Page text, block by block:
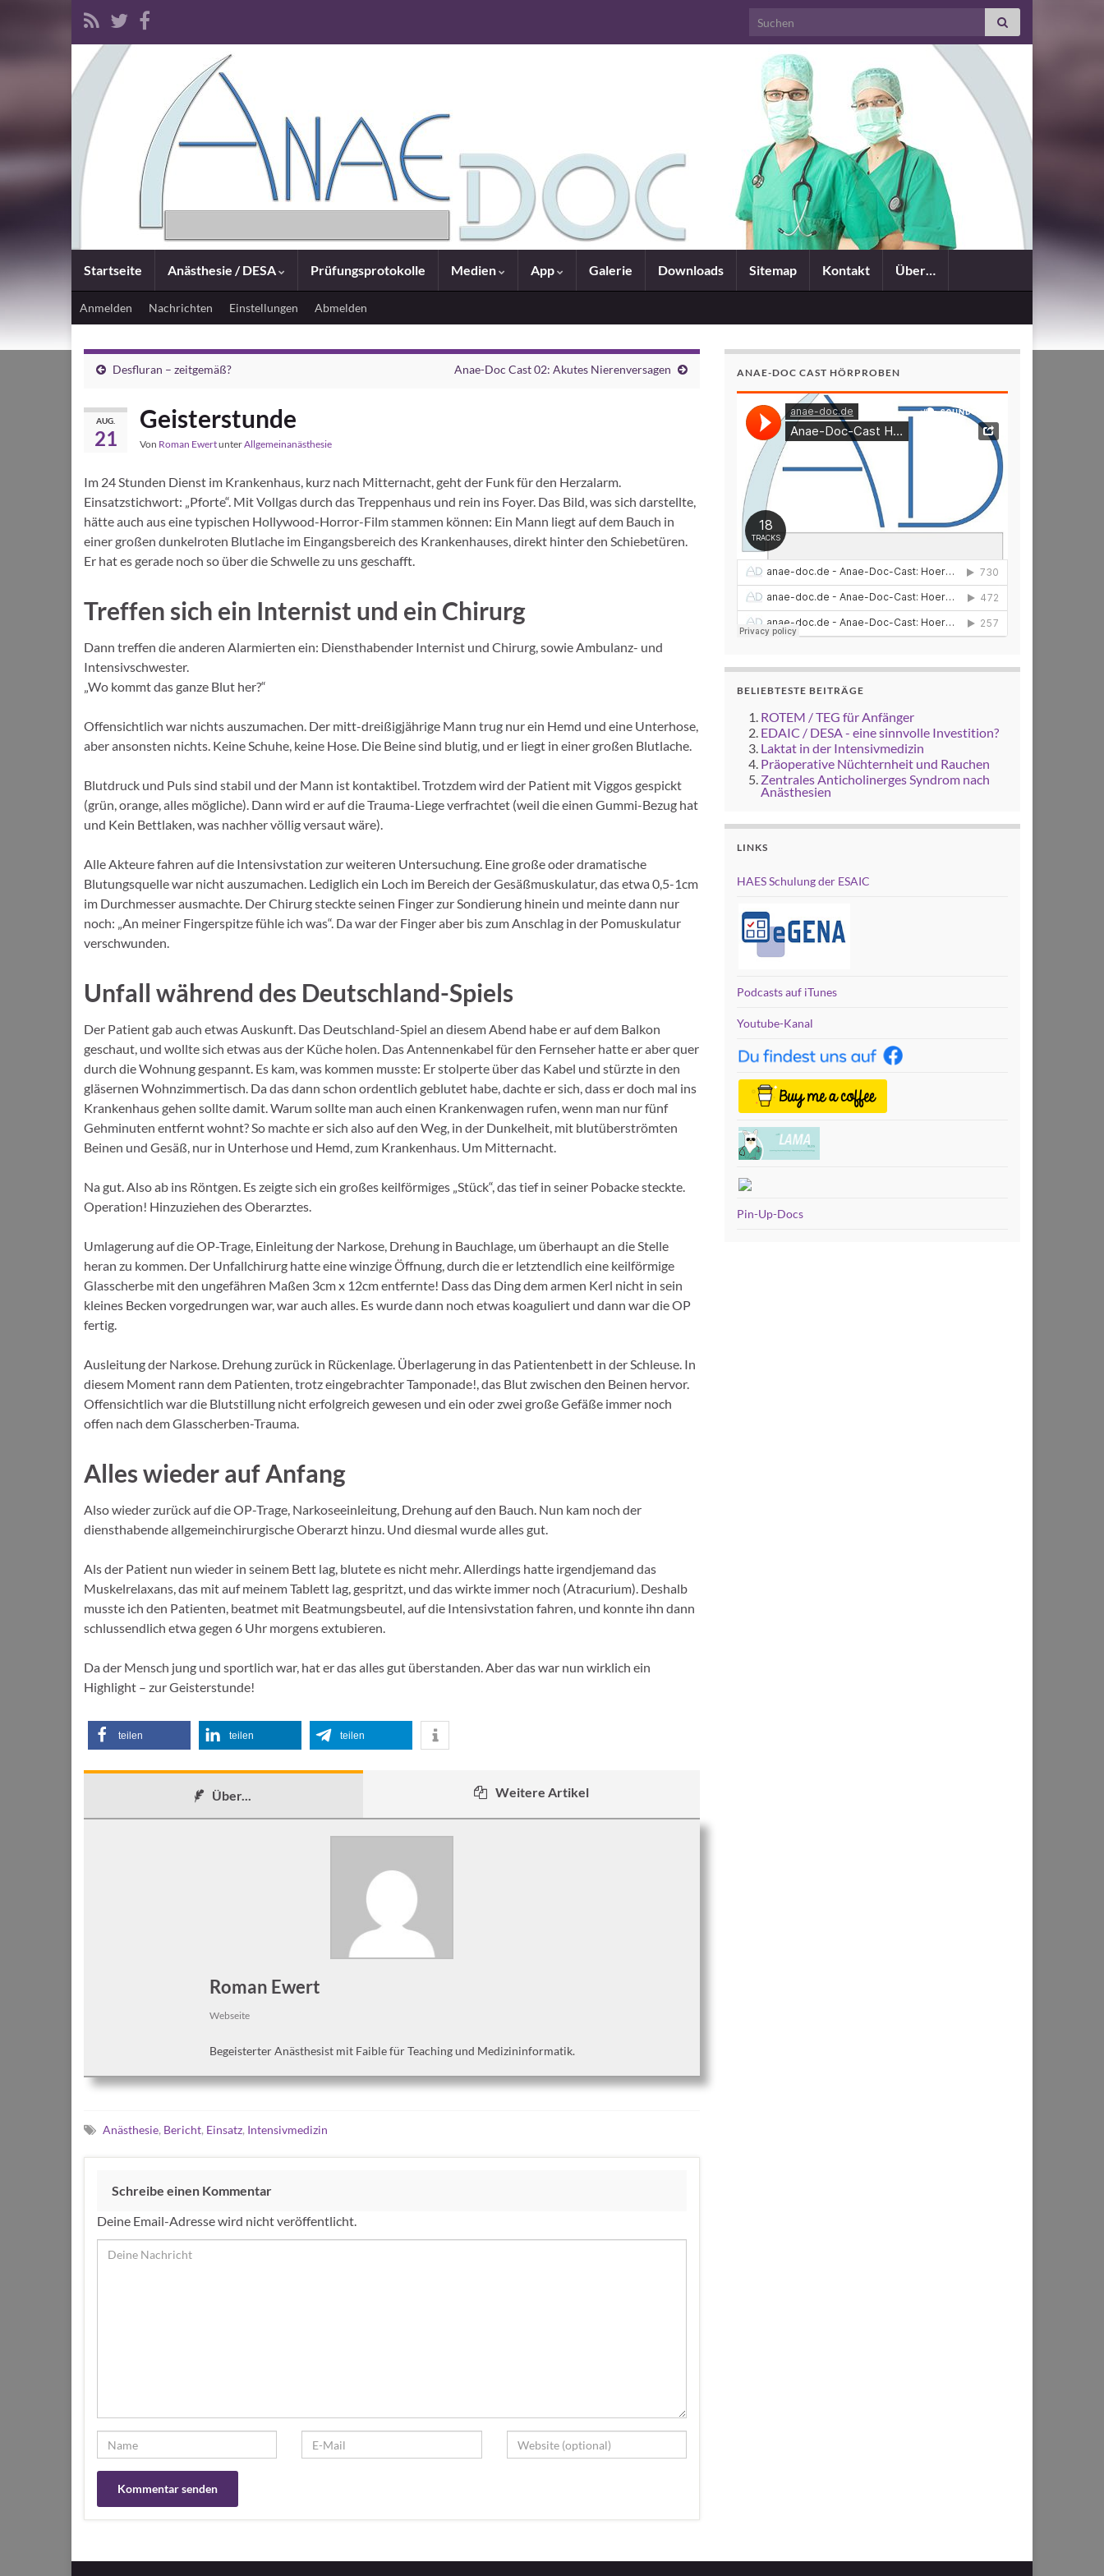
Search for:
Startseite Anästhesie / DESA Prüfungsprotokolle Medien App Galerie Downloads Sitemap Kontakt Über…
Anmelden Nachrichten Einstellungen Abmelden
Desfluran – zeitgemäß? Anae-Doc Cast 02: Akutes Nierenversagen
AUG.
21
Geisterstunde
Von Roman EwertunterAllgemeinanästhesie
Im 24 Stunden Dienst im Krankenhaus, kurz nach Mitternacht, geht der Funk für den Herzalarm.
Einsatzstichwort: „Pforte“. Mit Vollgas durch das Treppenhaus und rein ins Foyer. Das Bild, was sich darstellte,
hätte auch aus eine typischen Hollywood-Horror-Film stammen können: Ein Mann liegt auf dem Bauch in
einer großen dunkelroten Blutlache im Eingangsbereich des Krankenhauses, direkt hinter den Schiebetüren.
Er hat es gerade noch so über die Schwelle zu uns geschafft.
Treffen sich ein Internist und ein Chirurg
Dann treffen die anderen Alarmierten ein: Diensthabender Internist und Chirurg, sowie Ambulanz- und
Intensivschwester.
„Wo kommt das ganze Blut her?“
Offensichtlich war nichts auszumachen. Der mitt-dreißigjährige Mann trug nur ein Hemd und eine Unterhose,
aber ansonsten nichts. Keine Schuhe, keine Hose. Die Beine sind blutig, und er liegt in einer großen Blutlache.
Blutdruck und Puls sind stabil und der Mann ist kontaktibel. Trotzdem wird der Patient mit Viggos gespickt
(grün, orange, alles mögliche). Dann wird er auf die Trauma-Liege verfrachtet (weil die einen Gummi-Bezug hat
und Kein Bettlaken, was nachher völlig versaut wäre).
Alle Akteure fahren auf die Intensivstation zur weiteren Untersuchung. Eine große oder dramatische
Blutungsquelle war nicht auszumachen. Lediglich ein Loch im Bereich der Gesäßmuskulatur, das etwa 0,5-1cm
im Durchmesser ausmachte. Der Chirurg steckte seinen Finger zur Sondierung hinein und meinte dann nur
noch: „An meiner Fingerspitze fühle ich was“. Da war der Finger aber bis zum Anschlag in der Pomuskulatur
verschwunden.
Unfall während des Deutschland-Spiels
Der Patient gab auch etwas Auskunft. Das Deutschland-Spiel an diesem Abend habe er auf dem Balkon
geschaut, und wollte sich etwas aus der Küche holen. Das Antennenkabel für den Fernseher hatte er aber quer
durch die Wohnung gespannt. Es kam, was kommen musste: Er stolperte über das Kabel und stürzte in den
gläsernen Wohnzimmertisch. Da das dann schon ordentlich geblutet habe, dachte er sich, dass er doch mal ins
Krankenhaus gehen sollte damit. Warum sollte man auch einen Krankenwagen rufen, wenn man nur fünf
Gehminuten entfernt wohnt? So machte er sich also auf den Weg, in der Dunkelheit, mit blutüberströmten
Beinen und Gesäß, nur in Unterhose und Hemd, zum Krankenhaus. Um Mitternacht.
Na gut. Also ab ins Röntgen. Es zeigte sich ein großes keilförmiges „Stück“, das tief in seiner Pobacke steckte.
Operation! Hinzuziehen des Oberarztes.
Umlagerung auf die OP-Trage, Einleitung der Narkose, Drehung in Bauchlage, um überhaupt an die Stelle
heran zu kommen. Der Unfallchirurg hatte eine winzige Öffnung, durch die er letztendlich eine keilförmige
Glasscherbe mit den ungefähren Maßen 3cm x 12cm entfernte! Dass das Ding dem armen Kerl nicht in sein
kleines Becken vorgedrungen war, war auch alles. Es wurde dann noch etwas koaguliert und dann war die OP
fertig.
Ausleitung der Narkose. Drehung zurück in Rückenlage. Überlagerung in das Patientenbett in der Schleuse. In
diesem Moment rann dem Patienten, trotz eingebrachter Tamponade!, das Blut zwischen den Beinen hervor.
Offensichtlich war die Blutstillung nicht erfolgreich gewesen und ein oder zwei große Gefäße immer noch
offen nach dem Glasscherben-Trauma.
Alles wieder auf Anfang
Also wieder zurück auf die OP-Trage, Narkoseeinleitung, Drehung auf den Bauch. Nun kam noch der
diensthabende allgemeinchirurgische Oberarzt hinzu. Und diesmal wurde alles gut.
Als der Patient nun wieder in seinem Bett lag, blutete es nicht mehr. Allerdings hatte irgendjemand das
Muskelrelaxans, das mit auf meinem Tablett lag, gespritzt, und das wirkte immer noch (Atracurium). Deshalb
musste ich den Patienten, beatmet mit Beatmungsbeutel, auf die Intensivstation fahren, und konnte ihn dann
schlussendlich etwa gegen 6 Uhr morgens extubieren.
Da der Mensch jung und sportlich war, hat er das alles gut überstanden. Aber das war nun wirklich ein
Highlight – zur Geisterstunde!
teilen teilen teilen
Über... Weitere Artikel
Roman Ewert
Webseite
Begeisterter Anästhesist mit Faible für Teaching und Medizininformatik.
Anästhesie, Bericht, Einsatz, Intensivmedizin
Schreibe einen Kommentar
Deine Email-Adresse wird nicht veröffentlicht.
ANAE-DOC CAST HÖRPROBEN
BELIEBTESTE BEITRÄGE
ROTEM / TEG für Anfänger
EDAIC / DESA - eine sinnvolle Investition?
Laktat in der Intensivmedizin
Präoperative Nüchternheit und Rauchen
Zentrales Anticholinerges Syndrom nach
Anästhesien
LINKS
HAES Schulung der ESAIC
Podcasts auf iTunes
Youtube-Kanal
Pin-Up-Docs